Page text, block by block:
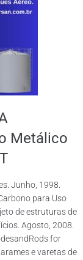
Metálico
Junho, 1998.
para Uso
de estruturas de
Agosto, 2008.
for
e varetas de